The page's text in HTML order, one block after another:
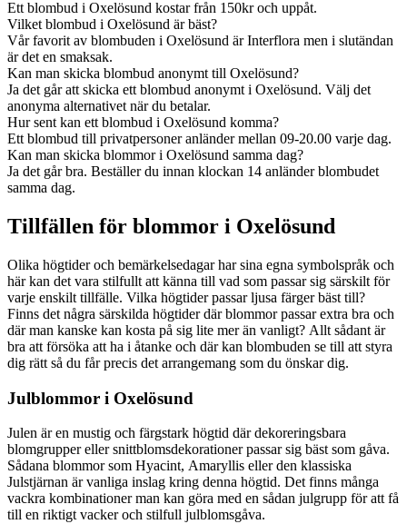
Ett blombud i Oxelösund kostar från 150kr och uppåt.
Vilket blombud i Oxelösund är bäst?
Vår favorit av blombuden i Oxelösund är Interflora men i slutändan
är det en smaksak.
Kan man skicka blombud anonymt till Oxelösund?
Ja det går att skicka ett blombud anonymt i Oxelösund. Välj det
anonyma alternativet när du betalar.
Hur sent kan ett blombud i Oxelösund komma?
Ett blombud till privatpersoner anländer mellan 09-20.00 varje dag.
Kan man skicka blommor i Oxelösund samma dag?
Ja det går bra. Beställer du innan klockan 14 anländer blombudet
samma dag.
Tillfällen för blommor i Oxelösund
Olika högtider och bemärkelsedagar har sina egna symbolspråk och
här kan det vara stilfullt att känna till vad som passar sig särskilt för
varje enskilt tillfälle. Vilka högtider passar ljusa färger bäst till?
Finns det några särskilda högtider där blommor passar extra bra och
där man kanske kan kosta på sig lite mer än vanligt? Allt sådant är
bra att försöka att ha i åtanke och där kan blombuden se till att styra
dig rätt så du får precis det arrangemang som du önskar dig.
Julblommor i Oxelösund
Julen är en mustig och färgstark högtid där dekoreringsbara
blomgrupper eller snittblomsdekorationer passar sig bäst som gåva.
Sådana blommor som Hyacint, Amaryllis eller den klassiska
Julstjärnan är vanliga inslag kring denna högtid. Det finns många
vackra kombinationer man kan göra med en sådan julgrupp för att få
till en riktigt vacker och stilfull julblomsgåva.